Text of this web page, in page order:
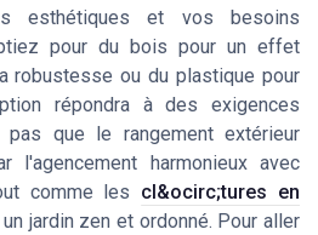
esthétiques et vos besoins
pour du bois pour un effet
robustesse ou du plastique pour
répondra à des exigences
pas que le rangement extérieur
l'agencement harmonieux avec
comme les cl&ocirc;tures en
jardin zen et ordonné. Pour aller